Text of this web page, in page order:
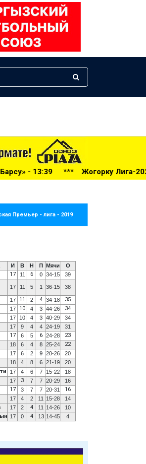
Лига-2026: «Дордой» громит
Премьер - лига - 2019
И В Н П Мячи
О
17 11 6 0 34-15 39
17 11 5 1 36-15 38
17 11 2 4 34-18 35
17 10 4 3 44-26 34
17 10 4 3 40-29
34
17 9 4 4 24-19
31
17 6 5 6 24-28 23
18 6 4 8 25-24 22
17 6 2 9 20-26
20
18 4 8 6 21-19
20
17 4 6 7 15-22
18
17 3 7 7 20-29
16
17 3 7 7 20-31 16
17 4 2 11 15-28
14
17 2 4 11 14-26
10
17 0 4 13 14-45 4